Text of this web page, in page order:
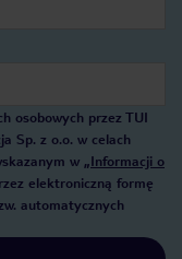
osobowych przez TUI
Sp. z o.o. w celach
w „Informacji o
elektroniczną formę
automatycznych